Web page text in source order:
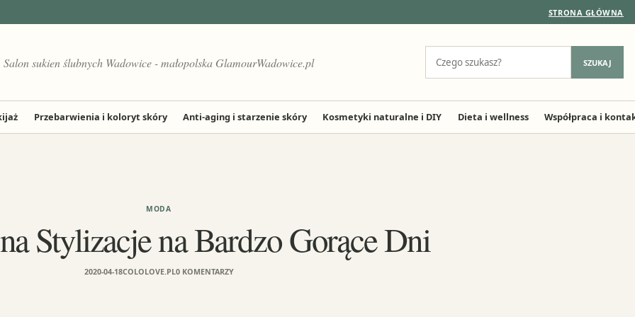
STRONA GŁÓWNA
Salon sukien ślubnych Wadowice - małopolska GlamourWadowice.pl SZUKAJ
Przebarwienia i koloryt skóry Anti-aging i starzenie skóry Kosmetyki naturalne i DIY Dieta i wellness Współpraca i
MODA
Stylizacje na Bardzo Gorące Dni
2020-04-18COLOLOVE.PL0 KOMENTARZY